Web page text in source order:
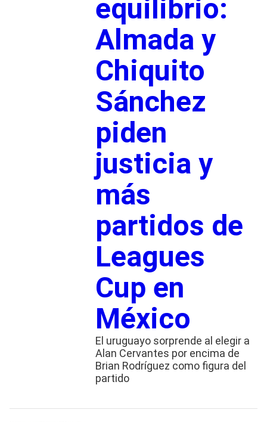
equilibrio:
Almada y
Chiquito
Sánchez
piden
justicia y
más
partidos de
Leagues
Cup en
México
El uruguayo sorprende al elegir a
Alan Cervantes por encima de
Brian Rodríguez como figura del
partido